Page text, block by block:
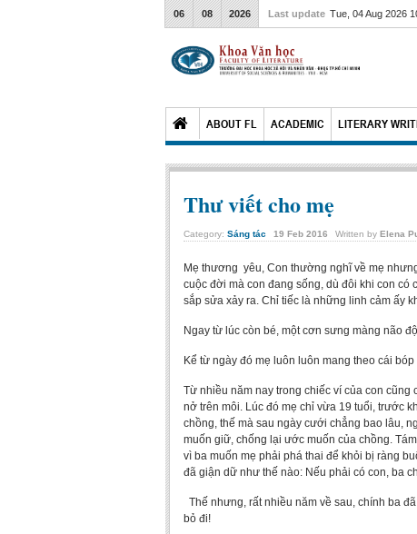
06 08 2026 Last update Tue, 04 Aug 2026
ABOUT FL ACADEMIC LITERARY
Thư viết cho mẹ
Category: Sáng tác 19 Feb 2016 Written by Elena
Mẹ thương yêu, Con thường nghĩ về mẹ
cuộc đời mà con đang sống, dù đôi khi con có
sắp sửa xảy ra. Chỉ tiếc là những linh cảm ấy
Ngay từ lúc còn bé, một cơn sưng màng não
Kể từ ngày đó mẹ luôn luôn mang theo cái
Từ nhiều năm nay trong chiếc ví của con
nở trên môi. Lúc đó mẹ chỉ vừa 19 tuổi, trước
chồng, thế mà sau ngày cưới chẳng bao lâu,
muốn giữ, chống lại ước muốn của chồng.
vì ba muốn mẹ phải phá thai để khỏi bị ràng
đã giận dữ như thế nào: Nếu phải có con, ba
Thế nhưng, rất nhiều năm về sau, chính ba
bỏ đi!